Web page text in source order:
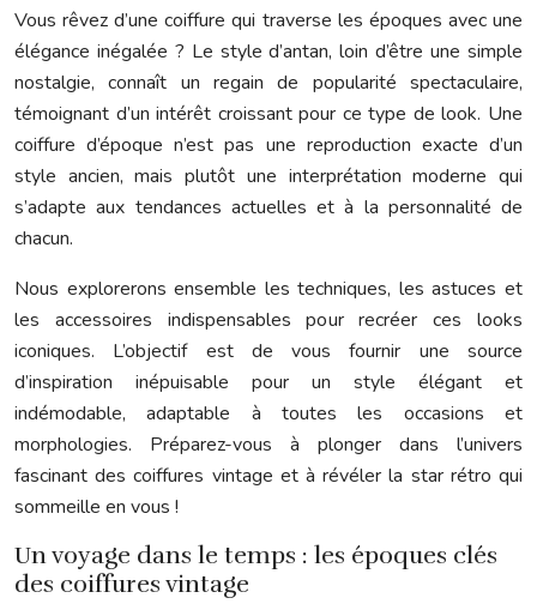
Vous rêvez d’une coiffure qui traverse les époques avec une
élégance inégalée ? Le style d’antan, loin d’être une simple
nostalgie, connaît un regain de popularité spectaculaire,
témoignant d’un intérêt croissant pour ce type de look. Une
coiffure d’époque n’est pas une reproduction exacte d’un
style ancien, mais plutôt une interprétation moderne qui
s’adapte aux tendances actuelles et à la personnalité de
chacun.
Nous explorerons ensemble les techniques, les astuces et
les accessoires indispensables pour recréer ces looks
iconiques. L’objectif est de vous fournir une source
d’inspiration inépuisable pour un style élégant et
indémodable, adaptable à toutes les occasions et
morphologies. Préparez-vous à plonger dans l’univers
fascinant des coiffures vintage et à révéler la star rétro qui
sommeille en vous !
Un voyage dans le temps : les époques clés
des coiffures vintage